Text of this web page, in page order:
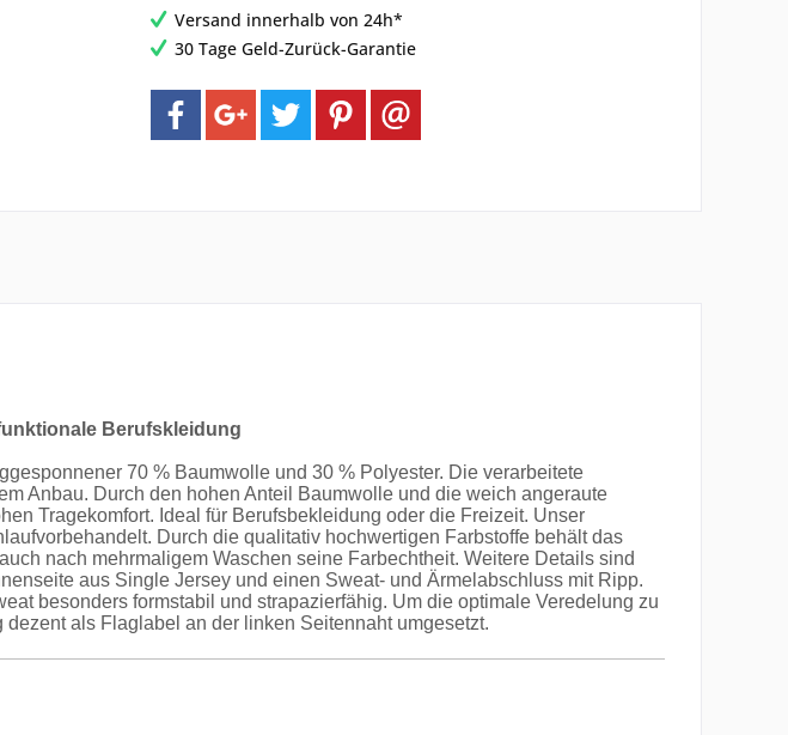
Versand innerhalb von 24h*
30 Tage Geld-Zurück-Garantie
Berufskleidung
70 % Baumwolle und 30 % Polyester. Die verarbeitete
Anbau. Durch den hohen Anteil Baumwolle und die weich angeraute
Tragekomfort. Ideal für Berufsbekleidung oder die Freizeit. Unser
Durch die qualitativ hochwertigen Farbstoffe behält das
nach mehrmaligem Waschen seine Farbechtheit. Weitere Details sind
aus Single Jersey und einen Sweat- und Ärmelabschluss mit Ripp.
besonders formstabil und strapazierfähig. Um die optimale Veredelung zu
als Flaglabel an der linken Seitennaht umgesetzt.